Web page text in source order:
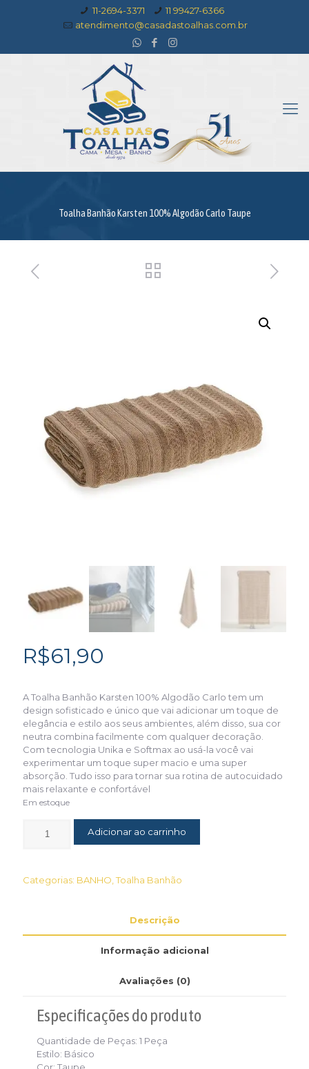
11-2694-3371
11 99427-6366
atendimento@casadastoalhas.com.br
Toalha Banhão Karsten 100% Algodão Carlo Taupe
R$61,90
A Toalha Banhão Karsten 100% Algodão Carlo tem um
design sofisticado e único que vai adicionar um toque de
elegância e estilo aos seus ambientes, além disso, sua cor
neutra combina facilmente com qualquer decoração.
Com tecnologia Unika e Softmax ao usá-la você vai
experimentar um toque super macio e uma super
absorção. Tudo isso para tornar sua rotina de autocuidado
mais relaxante e confortável
Em estoque
Adicionar ao carrinho
Categorias: BANHO ,Toalha Banhão
Descrição
Informação adicional
Avaliações (0)
Especificaçõesdo produto
Quantidade de Peças: 1 Peça
Estilo: Básico
Cor: Taupe